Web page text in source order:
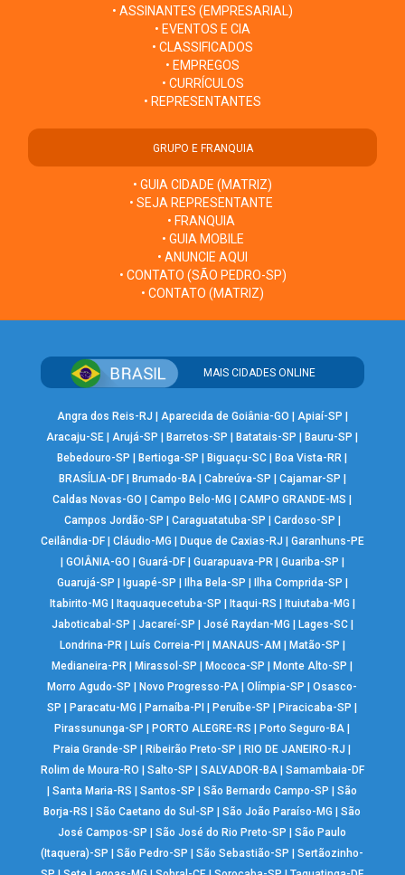
• ASSINANTES (EMPRESARIAL)
• EVENTOS E CIA
• CLASSIFICADOS
• EMPREGOS
• CURRÍCULOS
• REPRESENTANTES
GRUPO E FRANQUIA
• GUIA CIDADE (MATRIZ)
• SEJA REPRESENTANTE
• FRANQUIA
• GUIA MOBILE
• ANUNCIE AQUI
• CONTATO (SÃO PEDRO-SP)
• CONTATO (MATRIZ)
MAIS CIDADES ONLINE
Angra dos Reis-RJ Aparecida de Goiânia-GO Apiaí-SP
Aracaju-SE |Arujá-SP Barretos-SP Batatais-SP Bauru-SP
Bebedouro-SP
Bertioga-SP Biguaçu-SC Boa Vista-RR
BRASÍLIA-DF| Brumado-BA| Cabreúva-SP Cajamar-SP
Caldas Novas-GO
|Campo Belo-MG |CAMPO GRANDE-MS
Campos Jordão-SP
Caraguatatuba-SP Cardoso-SP
Ceilândia-DF| Cláudio-MG Duque de Caxias-RJ
Garanhuns-PE
GOIÂNIA-GO Guará-DF| Guarapuava-PR| Guariba-SP
Guarujá-SP
Iguapé-SP Ilha Bela-SP Ilha Comprida-SP
Itabirito-MG
Itaquaquecetuba-SP Itaqui-RS Ituiutaba-MG
Jaboticabal-SP
Jacareí-SP José Raydan-MG Lages-SC|
Londrina-PR| Luís Correia-PI MANAUS-AM Matão-SP
Medianeira-PR
Mirassol-SP Mococa-SP Monte Alto-SP
Morro Agudo-SP
Novo Progresso-PA |Olímpia-SP |Osasco-
SP
Paracatu-MG Parnaíba-PI Peruíbe-SP Piracicaba-SP
Pirassununga-SP
PORTO ALEGRE-RS Porto Seguro-BA
Praia Grande-SP
Ribeirão Preto-SP RIO DE JANEIRO-RJ
Rolim de Moura-RO
Salto-SP SALVADOR-BA| Samambaia-DF
|Santa Maria-RS |Santos-SP |São Bernardo Campo-SP |São
Borja-RS
|São Caetano do Sul-SP |São João Paraíso-MG |São
José Campos-SP
|São José do Rio Preto-SP |São Paulo
(Itaquera)-SP
|São Pedro-SP |São Sebastião-SP |Sertãozinho-